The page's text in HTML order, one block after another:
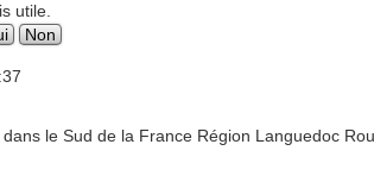
utile.
Non
le Sud de la France Région Languedoc